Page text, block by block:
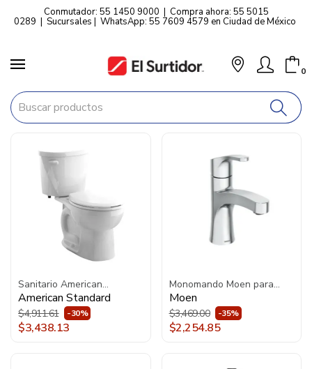
Conmutador: 55 1450 9000 | Compra ahora: 55 5015
0289 | Sucursales | WhatsApp: 55 7609 4579 en Ciudad de México
0
Sanitario American
Standard Mainstream 2
Piezas 4.8 Litros Con
Asiento 3469128MX020
Blanco
American Standard
$4,911.61 -30%
$3,438.13
Monomando Moen para
Lavabo Danika 2.0 6470
Cromo
Moen
$3,469.00 -35%
$2,254.85